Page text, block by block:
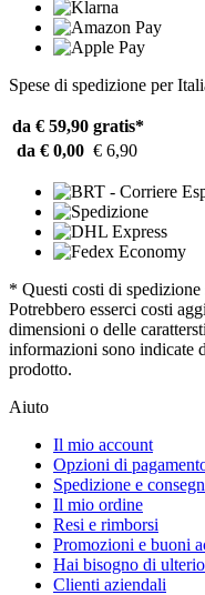
Spese di spedizione per
da € 59,90 gratis*
da € 0,00 € 6,90
* Questi costi di
Potrebbero esserci costi
dimensioni o delle
informazioni sono indicate
prodotto.
Aiuto
Il mio account
Opzioni di
Spedizione e
Il mio ordine
Resi e rimborsi
Promozioni e buoni
Hai bisogno di
Clienti aziendali